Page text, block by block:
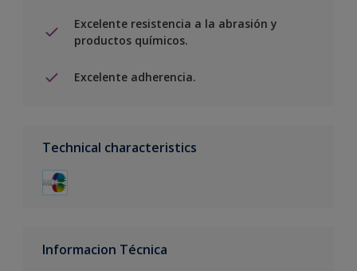
Excelente resistencia a la abrasión y
productos químicos.
Excelente adherencia.
Technical characteristics
Informacion Técnica